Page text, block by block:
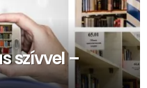
szívvel –